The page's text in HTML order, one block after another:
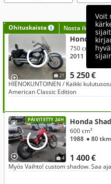
Voit
Ohituskaista Nosta
21
Honda
5 250 €
750 cm³, 750
2011
● 23
HIENOKUNTOINEN / Kaikki
American Classic Edition
PÄIVITETTY 24H
4
Honda
1 400 €
600 cm³
1988 ● 80 tkm
Myös Vaihto! custom shadow. Saa